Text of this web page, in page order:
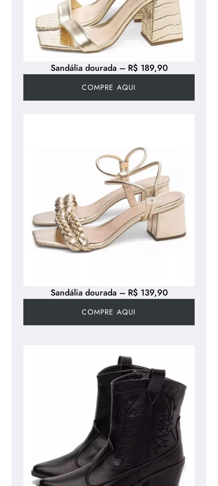
Sandália dourada – R$ 189,90
COMPRE AQUI
Sandália dourada – R$ 139,90
COMPRE AQUI